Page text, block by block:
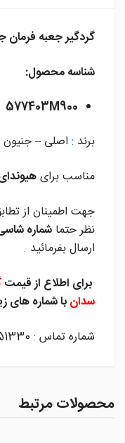
گردگیر جعبه
شناسه محصول:
577403M900
برند : اصلی – جنیون
مناسب برای
جهت اطمینان از
نظر حتما شماره
ارسال بفرمائید .
برای اطلاع از قیمت
سدانبا شماره های
شماره تماس :
محصولات مرتبط